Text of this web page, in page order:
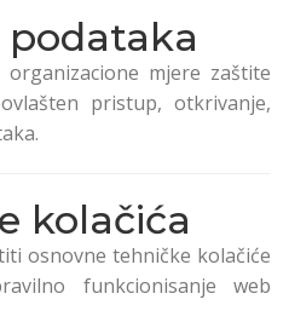
podataka
mjere zaštite
pristup, otkrivanje,
kolačića
osnovne tehničke kolačiće
funkcionisanje web